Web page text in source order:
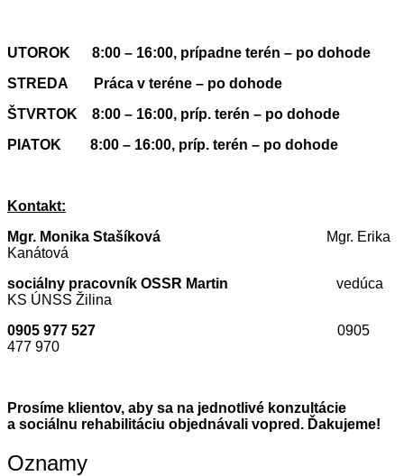
UTOROK 8:00 – 16:00, prípadne terén – po dohode
STREDA Práca v teréne – po dohode
ŠTVRTOK 8:00 – 16:00, príp. terén – po dohode
PIATOK 8:00 – 16:00, príp. terén – po dohode
Kontakt:
Mgr. Monika Stašíková
Mgr. Erika
Kanátová
sociálny pracovník OSSR Martin vedúca
KS ÚNSS Žilina
0905 977 527
0905
477 970
Prosíme klientov, aby sa na jednotlivé konzultácie
a sociálnu rehabilitáciu objednávali vopred. Ďakujeme!
Oznamy